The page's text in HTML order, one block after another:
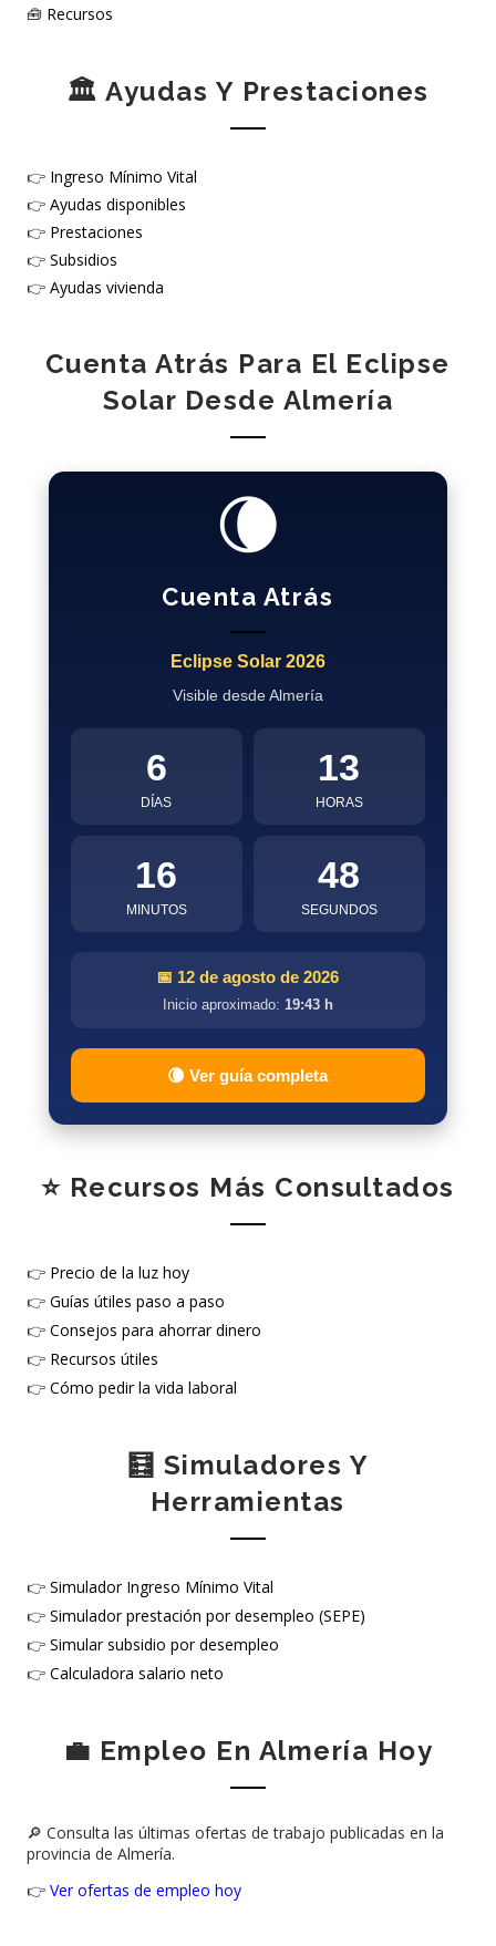
🧰 Recursos
🏛️ Ayudas Y Prestaciones
👉 Ingreso Mínimo Vital
👉 Ayudas disponibles
👉 Prestaciones
👉 Subsidios
👉 Ayudas vivienda
Cuenta Atrás Para El Eclipse
Solar Desde Almería
🌘
Cuenta Atrás
Eclipse Solar 2026
Visible desde Almería
6
DÍAS
13
HORAS
16
MINUTOS
47
SEGUNDOS
📅 12 de agosto de 2026
Inicio aproximado: 19:43 h
🌘 Ver guía completa
⭐ Recursos Más Consultados
👉 Precio de la luz hoy
👉 Guías útiles paso a paso
👉 Consejos para ahorrar dinero
👉 Recursos útiles
👉 Cómo pedir la vida laboral
🧮 Simuladores Y
Herramientas
👉 Simulador Ingreso Mínimo Vital
👉 Simulador prestación por desempleo (SEPE)
👉 Simular subsidio por desempleo
👉 Calculadora salario neto
💼 Empleo En Almería Hoy
🔎 Consulta las últimas ofertas de trabajo publicadas en la
provincia de Almería.
👉 Ver ofertas de empleo hoy